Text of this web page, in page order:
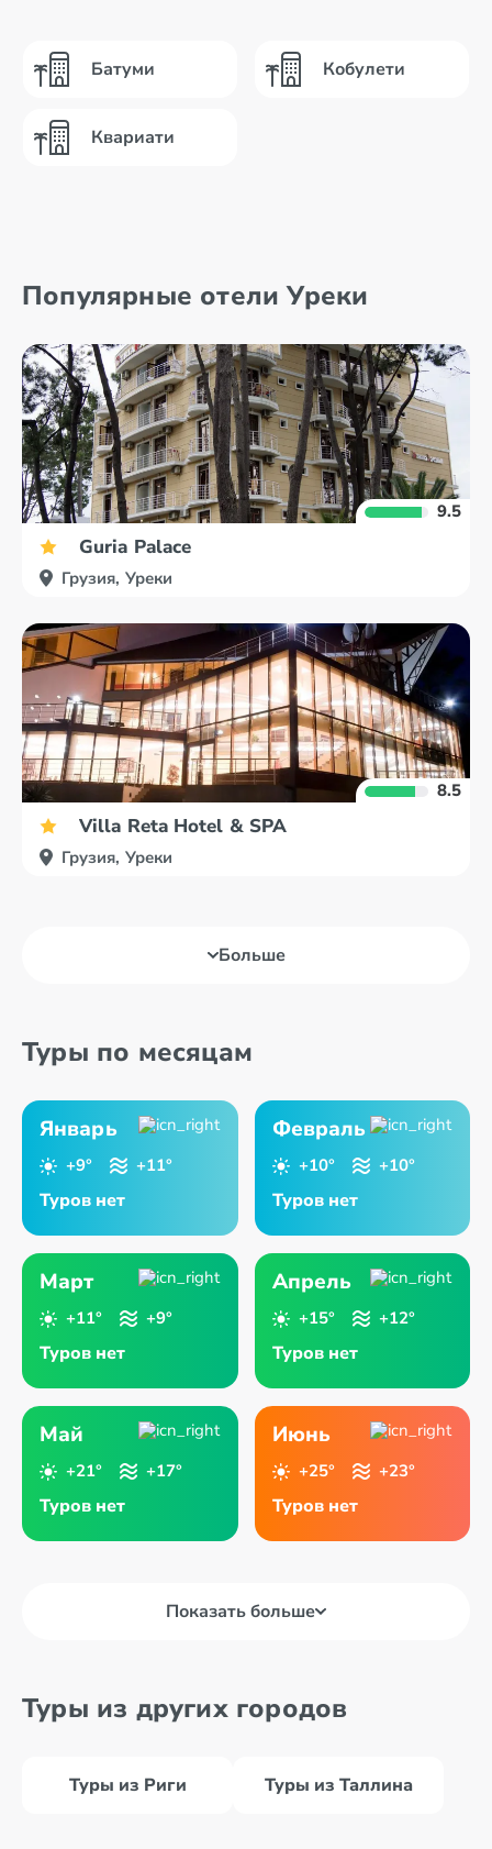
Батуми
Квариати
Кобулети
Популярные отели Уреки
9.5
Guria Palace
Грузия, Уреки
8.5
Villa Reta Hotel & SPA
Грузия, Уреки
Больше
Туры по месяцам
Январь
+9° +11°
Туров нет
Февраль
+10° +10°
Туров нет
Март
+11° +9°
Туров нет
Апрель
+15° +12°
Туров нет
Май
+21° +17°
Туров нет
Июнь
+25° +23°
Туров нет
Показать больше
Туры из других городов
Туры из Риги Туры из Таллина